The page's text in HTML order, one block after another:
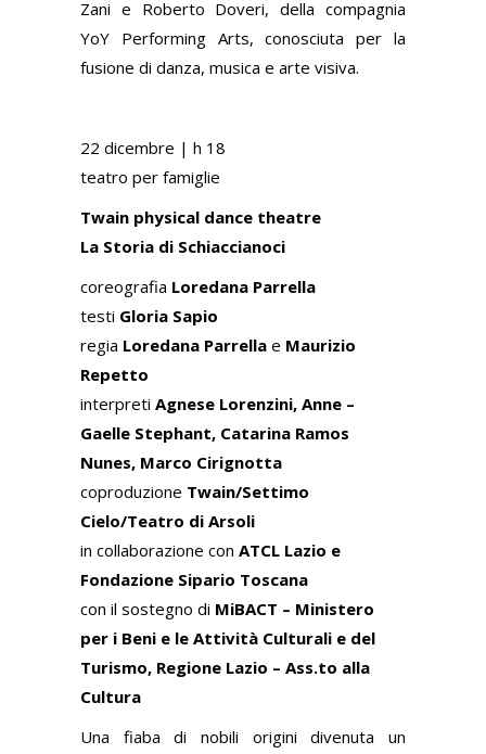
Zani e Roberto Doveri, della compagnia
YoY Performing Arts, conosciuta per la
fusione di danza, musica e arte visiva.
22 dicembre | h 18
teatro per famiglie
Twain physical dance theatre
La Storia di Schiaccianoci
coreografia Loredana Parrella
testi Gloria Sapio
regia Loredana Parrella e Maurizio
Repetto
interpreti Agnese Lorenzini, Anne –
Gaelle Stephant, Catarina Ramos
Nunes, Marco Cirignotta
coproduzione Twain/Settimo
Cielo/Teatro di Arsoli
in collaborazione con ATCL Lazio e
Fondazione Sipario Toscana
con il sostegno di MiBACT – Ministero
per i Beni e le Attività Culturali e del
Turismo, Regione Lazio – Ass.to alla
Cultura
Una fiaba di nobili origini divenuta un